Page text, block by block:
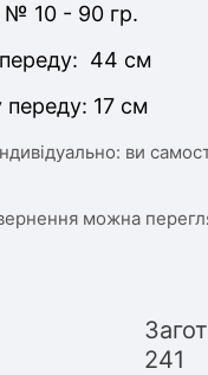
№ 10 - 90 гр.
44 см
17 см
ви
можна
241